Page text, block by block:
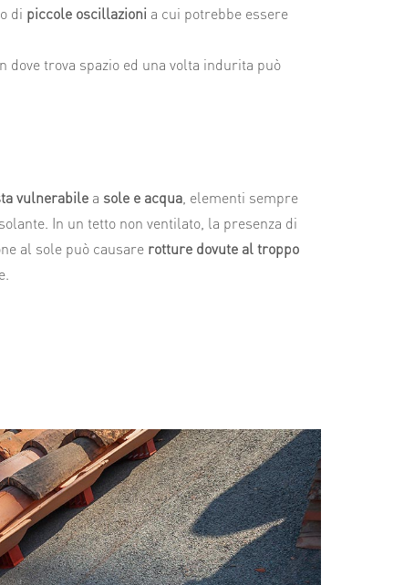
di piccole oscillazioni a cui potrebbe essere
trova spazio ed una volta indurita può
vulnerabile a sole e acqua, elementi sempre
In un tetto non ventilato, la presenza di
al sole può causare rotture dovute al troppo